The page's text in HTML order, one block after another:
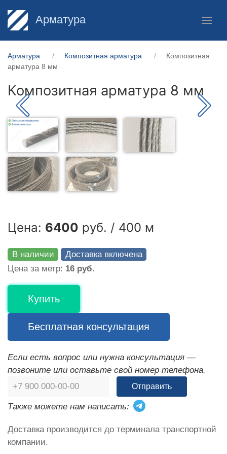
Арматура
Арматура Композитная арматура
Композитная
арматура 8 мм
Композитная арматура 8 мм
Цена: 6400 руб. / 400 м
В наличии
Доставка включена
Цена за метр: 16 руб.
Купить
Бесплатная консультация
Если есть вопрос или нужна консультация —
позвоните или оставьте свой номер телефона.
Отправить
Также можете нам написать:
Доставка производится до терминала транспортной
компании.